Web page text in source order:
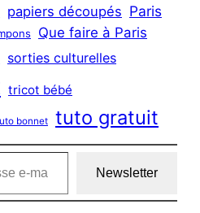
papiers découpés Paris
Que faire à Paris
sorties culturelles
tricot bébé
bonnet tuto gratuit
Newsletter